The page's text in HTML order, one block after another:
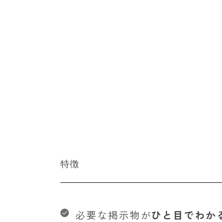
特徴
必要な掲示物がひと目でわか